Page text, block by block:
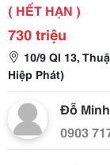
( HẾT HẠN )
730 triệu
10/9 Ql 13,
Hiệp Phát)
Đỗ
0903